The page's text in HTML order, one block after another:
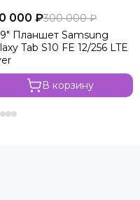
000 ₽300 000 ₽
Планшет Samsung
Tab S10 FE 12/256 LTE
В корзину